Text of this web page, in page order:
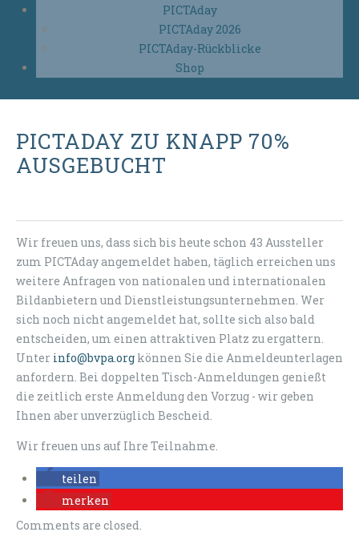
PICTAday
PICTAday 2026
PICTAday-Rückblicke
Shop
PICTADAY ZU KNAPP 70%
AUSGEBUCHT
Wir freuen uns, dass sich bis heute schon 43 Aussteller
zum PICTAday angemeldet haben, täglich erreichen uns
weitere Anfragen von nationalen und internationalen
Bildanbietern und Dienstleistungsunternehmen. Wer
sich noch nicht angemeldet hat, sollte sich also bald
entscheiden, um einen attraktiven Platz zu ergattern.
Unter info@bvpa.org können Sie die Anmeldeunterlagen
anfordern. Bei doppelten Tisch-Anmeldungen genießt
die zeitlich erste Anmeldung den Vorzug - wir geben
Ihnen aber unverzüglich Bescheid.
Wir freuen uns auf Ihre Teilnahme.
teilen
merken
Comments are closed.